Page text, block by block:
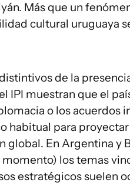
Más que un
cultural uruguaya
de la
IPI muestran que el
o los acuerdos
habitual para
global. En Argentina y
los temas
estratégicos suelen